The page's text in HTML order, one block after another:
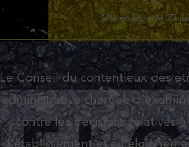
Mis en ligne le 22
Le Conseil du contentieux des
administrative chargée
contre les décisions relatives
l’établissement et à